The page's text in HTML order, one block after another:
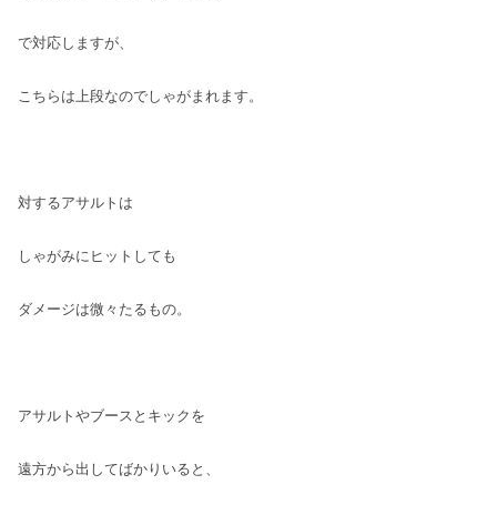
で対応しますが、
こちらは上段なのでしゃがまれます。
対するアサルトは
しゃがみにヒットしても
ダメージは微々たるもの。
アサルトやブースとキックを
遠方から出してばかりいると、